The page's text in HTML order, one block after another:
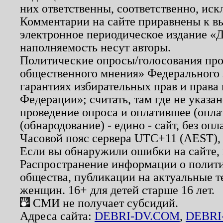
них ответственны, соответственно,
Комментарии на сайте приравнены к
электронное периодическое издание
наполняемость несут авторы.
Политические опросы/голосования
общественного мнения»
гарантиях избирательных прав и
Федерации»; считать, там где не
проведение опроса и оплатившее
(обнародование) - едино - сайт, без
Часовой пояс сервера UTC+11
Если вы обнаружили ошибки на
Распространение информации о
общества, публикации на актуальные
женщин. 16+ для детей старше 16 лет.
СМИ не получает субсидий.
Адреса сайта: DEBRI-DV.COM,